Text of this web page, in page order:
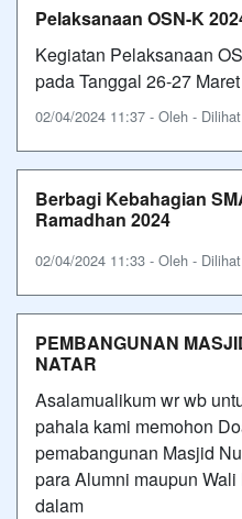
Pelaksanaan OSN-K
Kegiatan Pelaksanaan
pada Tanggal 26-27
02/04/2024 11:37 - Oleh -
Berbagi Kebahagian
Ramadhan 2024
02/04/2024 11:33 - Oleh -
PEMBANGUNAN
NATAR
Asalamualikum wr wb
pahala kami memohon
pemabangunan Masjid
para Alumni maupun
dalam